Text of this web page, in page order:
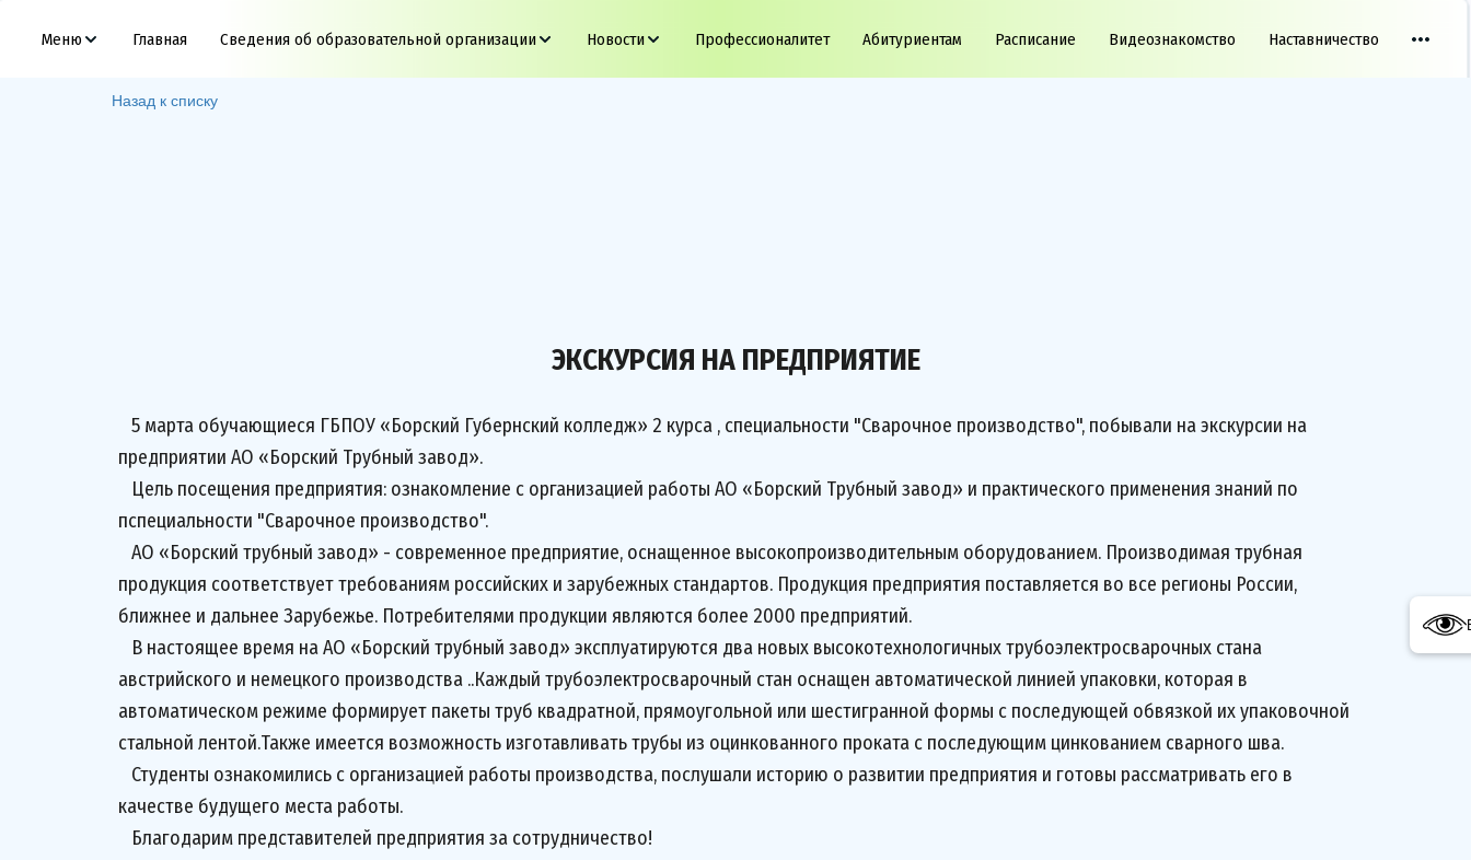
Меню Главная Сведения об образовательной организации Новости Профессионалитет Абитуриентам Расписание Видеознакомство Наставничество
Назад к списку
ЭКСКУРСИЯ НА ПРЕДПРИЯТИЕ
5 марта обучающиеся ГБПОУ «Борский Губернский колледж» 2 курса , специальности "Сварочное производство", побывали на экскурсии на
предприятии АО «Борский Трубный завод».
Цель посещения предприятия: ознакомление с организацией работы АО «Борский Трубный завод» и практического применения знаний по
пспециальности "Сварочное производство".
АО «Борский трубный завод» - современное предприятие, оснащенное высокопроизводительным оборудованием. Производимая трубная
продукция соответствует требованиям российских и зарубежных стандартов. Продукция предприятия поставляется во все регионы России,
ближнее и дальнее Зарубежье. Потребителями продукции являются более 2000 предприятий.
В настоящее время на АО «Борский трубный завод» эксплуатируются два новых высокотехнологичных трубоэлектросварочных стана
австрийского и немецкого производства ..Каждый трубоэлектросварочный стан оснащен автоматической линией упаковки, которая в
автоматическом режиме формирует пакеты труб квадратной, прямоугольной или шестигранной формы с последующей обвязкой их упаковочной
стальной лентой.Также имеется возможность изготавливать трубы из оцинкованного проката с последующим цинкованием сварного шва.
Студенты ознакомились с организацией работы производства, послушали историю о развитии предприятия и готовы рассматривать его в
качестве будущего места работы.
Благодарим представителей предприятия за сотрудничество!